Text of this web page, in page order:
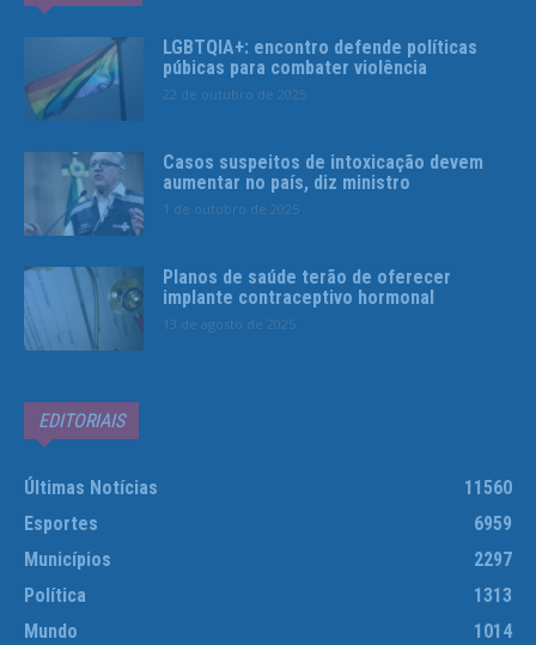
LGBTQIA+: encontro defende políticas
púbicas para combater violência
22 de outubro de 2025
Casos suspeitos de intoxicação devem
aumentar no país, diz ministro
1 de outubro de 2025
Planos de saúde terão de oferecer
implante contraceptivo hormonal
13 de agosto de 2025
EDITORIAIS
Últimas Notícias
11560
Esportes
6959
Municípios
2297
Política
1313
Mundo
1014